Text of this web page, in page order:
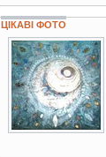
ЦІКАВІ ФОТО
12 фото